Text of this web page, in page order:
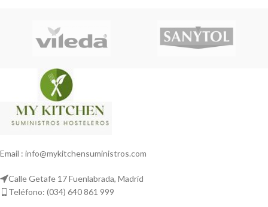
Email : info@mykitchensuministros.com
Calle Getafe 17 Fuenlabrada, Madrid
Teléfono: (034) 640 861 999